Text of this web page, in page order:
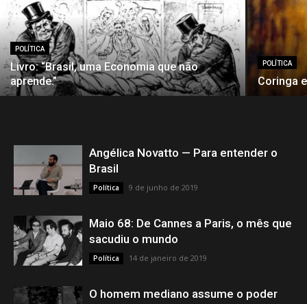
POLÍTICA
Livro: “Brasil, uma Economia que não
aprende.”
POLÍTICA
Coringa
Angélica Novatto — Para entender o
Brasil
Política 9 de junho de 2019
Maio 68: De Cannes a Paris, o mês que
sacudiu o mundo
Política 14 de janeiro de 2019
O homem mediano assume o poder